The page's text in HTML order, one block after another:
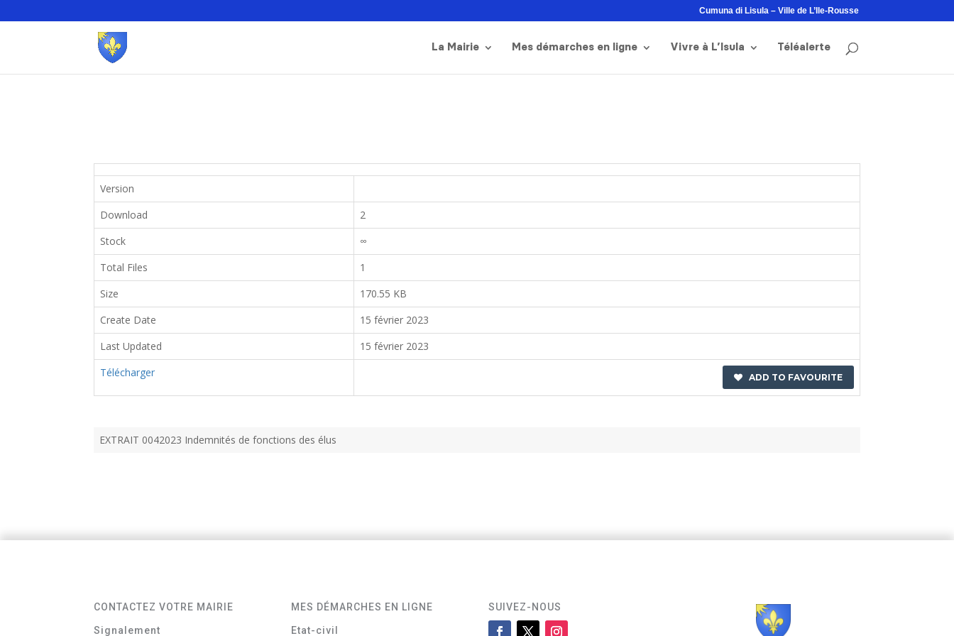
Cumuna di Lisula – Ville de L’Ile-Rousse
La Mairie Mes démarches en ligne Vivre à L’Isula Téléalerte
Version
Download
2
Stock
∞
Total Files
1
Size
170.55 KB
Create Date
15 février 2023
Last Updated
15 février 2023
Télécharger
ADD TO FAVOURITE
EXTRAIT 0042023 Indemnités de fonctions des élus
CONTACTEZ VOTRE MAIRIE
Signalement
MES DÉMARCHES EN LIGNE
Etat-civil
SUIVEZ-NOUS